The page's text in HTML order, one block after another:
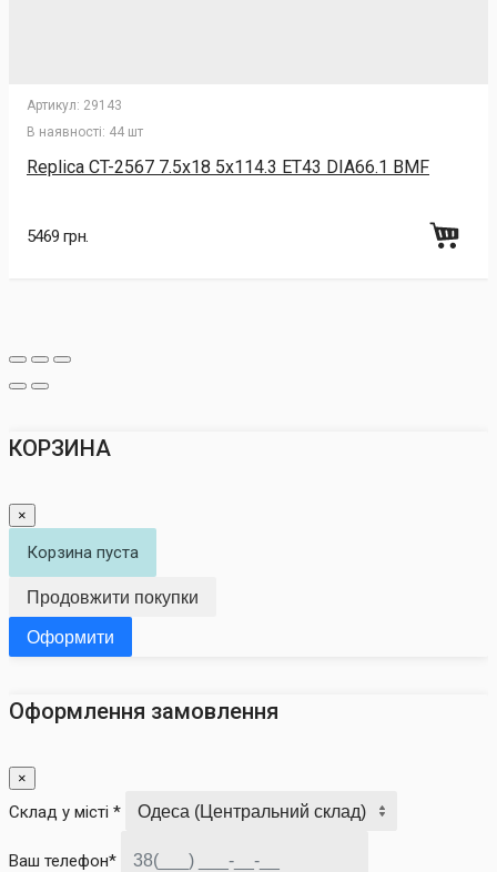
Артикул: 29143
В наявності: 44 шт
Replica CT-2567 7.5x18 5x114.3 ET43 DIA66.1 BMF
5469 грн.
КОРЗИНА
×
Корзина пуста
Продовжити покупки
Оформити
Оформлення замовлення
×
Склад у місті *
Ваш телефон*